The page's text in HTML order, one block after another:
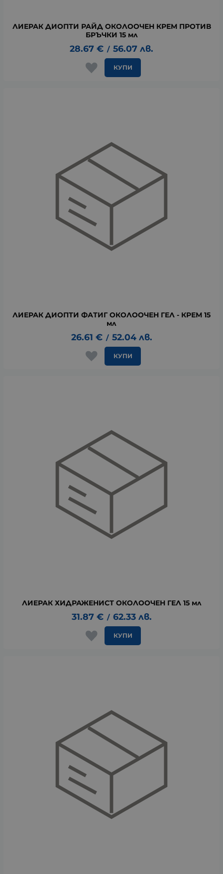
ЛИЕРАК ДИОПТИ РАЙД ОКОЛООЧЕН КРЕМ ПРОТИВ
БРЪЧКИ 15 мл
28.67 € / 56.07 лв.
КУПИ
ЛИЕРАК ДИОПТИ ФАТИГ ОКОЛООЧЕН ГЕЛ - КРЕМ 15
мл
26.61 € / 52.04 лв.
КУПИ
ЛИЕРАК ХИДРАЖЕНИСТ ОКОЛООЧЕН ГЕЛ 15 мл
31.87 € / 62.33 лв.
КУПИ